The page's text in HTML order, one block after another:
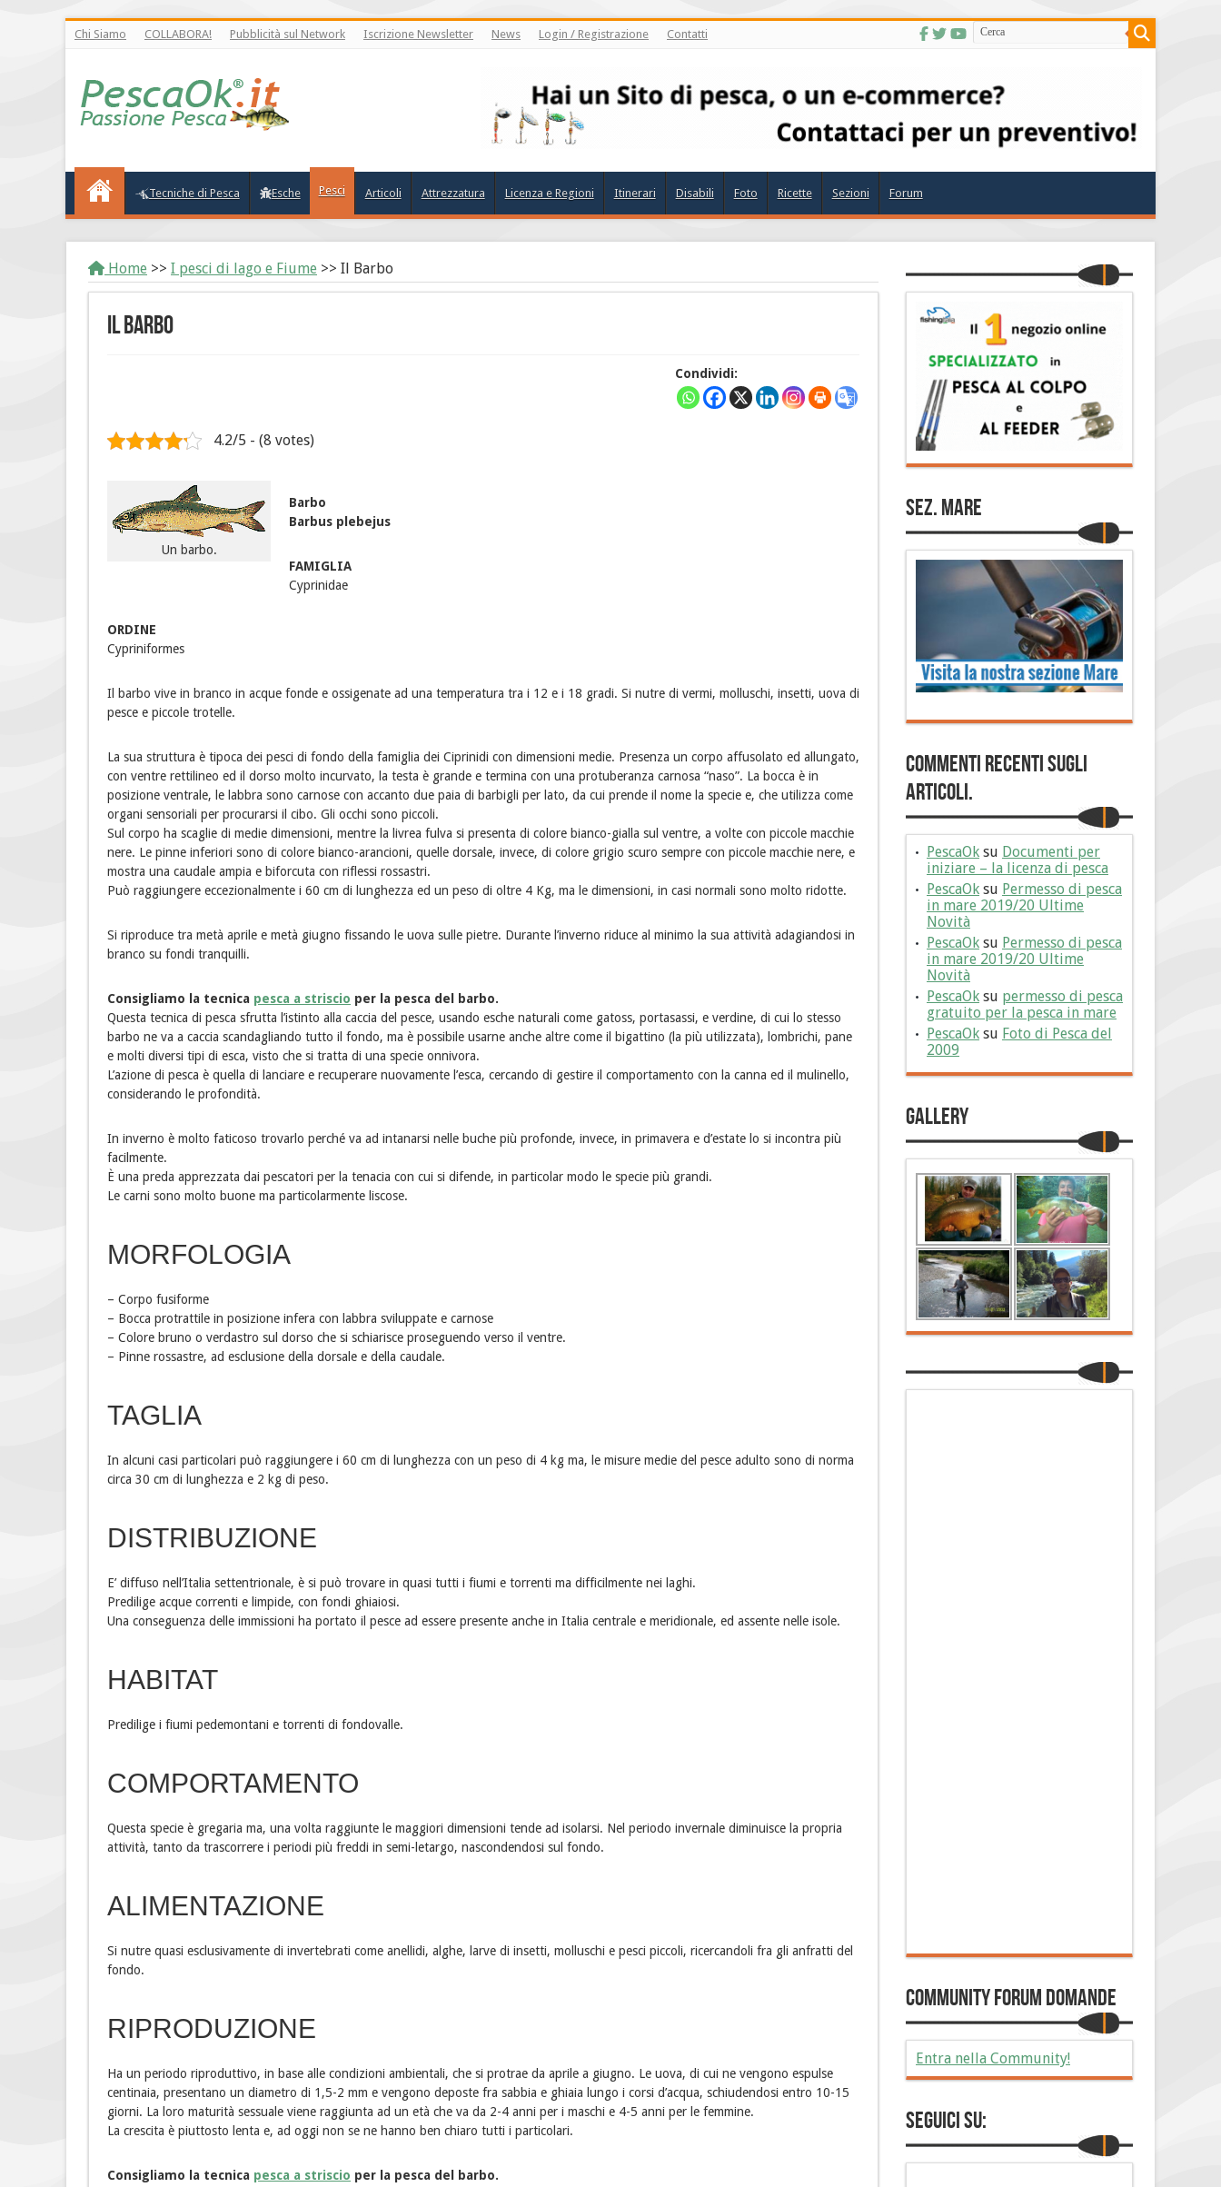
Chi Siamo COLLABORA! Pubblicità sul Network Iscrizione Newsletter News Login / Registrazione Contatti
Tecniche di Pesca Esche Pesci Articoli Attrezzatura Licenza e Regioni Itinerari Disabili Foto Ricette Sezioni Forum
Home >> I pesci di lago e Fiume >> Il Barbo
Il Barbo
Condividi:
4.2/5 - (8 votes)
Un barbo.
Barbo
Barbus plebejus
FAMIGLIA
Cyprinidae
ORDINE
Cypriniformes
Il barbo vive in branco in acque fonde e ossigenate ad una temperatura tra i 12 e i 18 gradi. Si nutre di vermi, molluschi, insetti, uova di
pesce e piccole trotelle.
La sua struttura è tipoca dei pesci di fondo della famiglia dei Ciprinidi con dimensioni medie. Presenza un corpo affusolato ed allungato,
con ventre rettilineo ed il dorso molto incurvato, la testa è grande e termina con una protuberanza carnosa “naso”. La bocca è in
posizione ventrale, le labbra sono carnose con accanto due paia di barbigli per lato, da cui prende il nome la specie e, che utilizza come
organi sensoriali per procurarsi il cibo. Gli occhi sono piccoli.
Sul corpo ha scaglie di medie dimensioni, mentre la livrea fulva si presenta di colore bianco-gialla sul ventre, a volte con piccole macchie
nere. Le pinne inferiori sono di colore bianco-arancioni, quelle dorsale, invece, di colore grigio scuro sempre con piccole macchie nere, e
mostra una caudale ampia e biforcuta con riflessi rossastri.
Può raggiungere eccezionalmente i 60 cm di lunghezza ed un peso di oltre 4 Kg, ma le dimensioni, in casi normali sono molto ridotte.
Si riproduce tra metà aprile e metà giugno fissando le uova sulle pietre. Durante l’inverno riduce al minimo la sua attività adagiandosi in
branco su fondi tranquilli.
Consigliamo la tecnica pesca a striscio per la pesca del barbo.
Questa tecnica di pesca sfrutta l’istinto alla caccia del pesce, usando esche naturali come gatoss, portasassi, e verdine, di cui lo stesso
barbo ne va a caccia scandagliando tutto il fondo, ma è possibile usarne anche altre come il bigattino (la più utilizzata), lombrichi, pane
e molti diversi tipi di esca, visto che si tratta di una specie onnivora.
L’azione di pesca è quella di lanciare e recuperare nuovamente l’esca, cercando di gestire il comportamento con la canna ed il mulinello,
considerando le profondità.
In inverno è molto faticoso trovarlo perché va ad intanarsi nelle buche più profonde, invece, in primavera e d’estate lo si incontra più
facilmente.
È una preda apprezzata dai pescatori per la tenacia con cui si difende, in particolar modo le specie più grandi.
Le carni sono molto buone ma particolarmente liscose.
MORFOLOGIA
– Corpo fusiforme
– Bocca protrattile in posizione infera con labbra sviluppate e carnose
– Colore bruno o verdastro sul dorso che si schiarisce proseguendo verso il ventre.
– Pinne rossastre, ad esclusione della dorsale e della caudale.
TAGLIA
In alcuni casi particolari può raggiungere i 60 cm di lunghezza con un peso di 4 kg ma, le misure medie del pesce adulto sono di norma
circa 30 cm di lunghezza e 2 kg di peso.
DISTRIBUZIONE
E’ diffuso nell’Italia settentrionale, è si può trovare in quasi tutti i fiumi e torrenti ma difficilmente nei laghi.
Predilige acque correnti e limpide, con fondi ghiaiosi.
Una conseguenza delle immissioni ha portato il pesce ad essere presente anche in Italia centrale e meridionale, ed assente nelle isole.
HABITAT
Predilige i fiumi pedemontani e torrenti di fondovalle.
COMPORTAMENTO
Questa specie è gregaria ma, una volta raggiunte le maggiori dimensioni tende ad isolarsi. Nel periodo invernale diminuisce la propria
attività, tanto da trascorrere i periodi più freddi in semi-letargo, nascondendosi sul fondo.
ALIMENTAZIONE
Si nutre quasi esclusivamente di invertebrati come anellidi, alghe, larve di insetti, molluschi e pesci piccoli, ricercandoli fra gli anfratti del
fondo.
RIPRODUZIONE
Ha un periodo riproduttivo, in base alle condizioni ambientali, che si protrae da aprile a giugno. Le uova, di cui ne vengono espulse
centinaia, presentano un diametro di 1,5-2 mm e vengono deposte fra sabbia e ghiaia lungo i corsi d’acqua, schiudendosi entro 10-15
giorni. La loro maturità sessuale viene raggiunta ad un età che va da 2-4 anni per i maschi e 4-5 anni per le femmine.
La crescita è piuttosto lenta e, ad oggi non se ne hanno ben chiaro tutti i particolari.
Consigliamo la tecnica pesca a striscio per la pesca del barbo.
Sez. Mare
Commenti Recenti sugli
articoli.
PescaOk su Documenti per
iniziare – la licenza di pesca
PescaOk su Permesso di pesca
in mare 2019/20 Ultime
Novità
PescaOk su Permesso di pesca
in mare 2019/20 Ultime
Novità
PescaOk su permesso di pesca
gratuito per la pesca in mare
PescaOk su Foto di Pesca del
2009
Gallery
Community Forum Domande
Entra nella Community!
Seguici su: